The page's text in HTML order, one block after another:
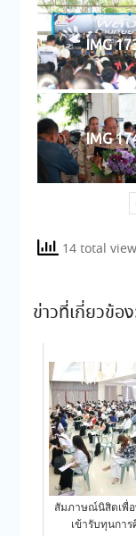
IMG
IMG
14 total
ข่าวที่เกี่ยวข้อ
สัมภาษณ์นิสิตเพื่
เข้ารับทุนการ